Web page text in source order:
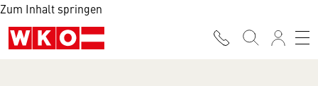
Zum Inhalt springen